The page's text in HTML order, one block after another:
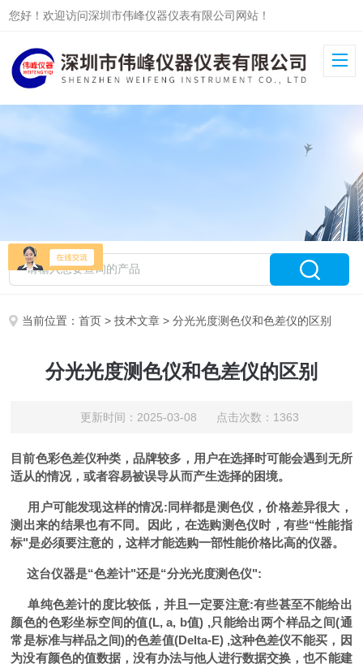
您好！欢迎访问深圳市伟峰仪器仪表有限公司网站！
当前位置：首页 >技术文章 > 分光光度测色仪和色差仪的区别
分光光度测色仪和色差仪的区别
更新时间：2025-03-08 点击次数：1363
目前色彩色差仪种类，品牌较多，用户在选择时可能会遇到无所
适从的情况，或者容易被误导从而产生选择的困境。
用户可能发现这样的情况: 同样都是测色仪，价格差异很大，
测出来的结果也有不同。因此，在选购测色仪时，有些“性能指
标"是必须要注意的，这样才能选购一部性能价格比高的仪器。
这台仪器是“色差计"还是“分光光度测色仪":
单纯色差计的度比较低，并且一定要注意:有些甚至不能给出
颜色的色彩坐标空间的值(L, a, b值) ,只能给出两个样品之间(通
常是标准与样品之间)的色差值(Delta-E) ,这种色差仪不能买，因
为没有颜色的值数据，没有办法与他人进行数据交换，也不能建